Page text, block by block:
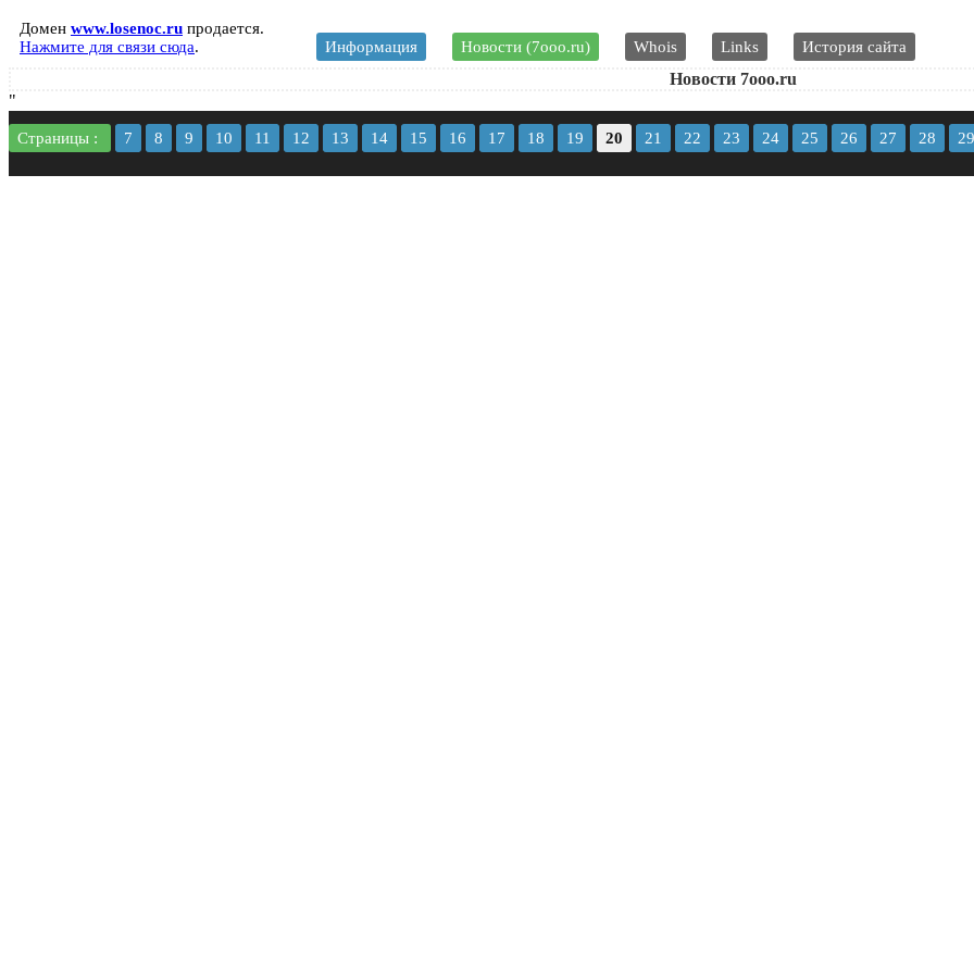
Домен www.losenoc.ru продается.
Нажмите для связи сюда. Информация Новости (7ooo.ru) Whois Links История сайта
Новости 7ooo.ru
"
Страницы : 7 8 9 10 11 12 13 14 15 16 17 18 19 20 21 22 23 24 25 26 27 28 29